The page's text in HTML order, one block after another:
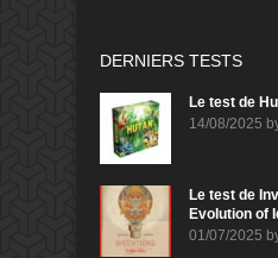
DERNIERS TESTS
Le test de
14/08/2025
Le test de
Evolution of
01/07/2025